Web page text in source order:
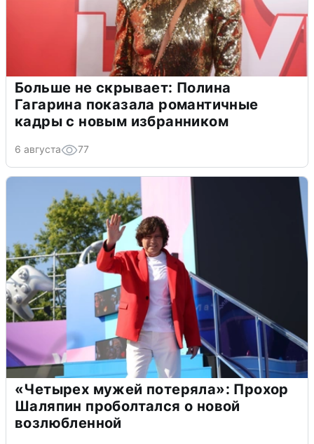
Больше не скрывает: Полина
Гагарина показала романтичные
кадры с новым избранником
6 августа 77
«Четырех мужей потеряла»: Прохор
Шаляпин проболтался о новой
возлюбленной